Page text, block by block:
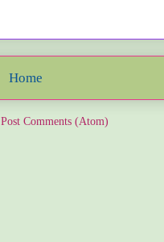
Home
Post Comments (Atom)